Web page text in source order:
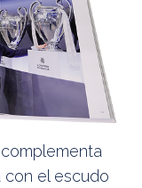
con el escudo